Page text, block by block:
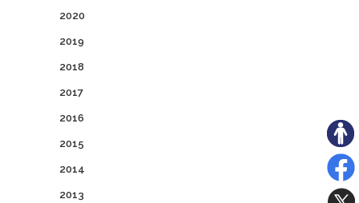
2020
2019
2018
2017
2016
2015
2014
2013